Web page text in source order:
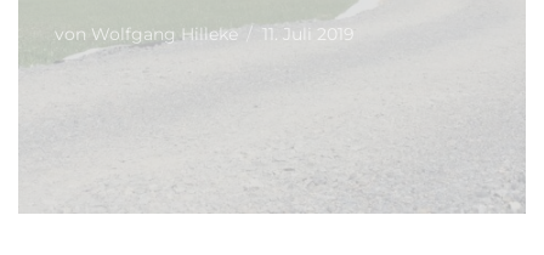
von Wolfgang Hilleke 11. Juli 2019